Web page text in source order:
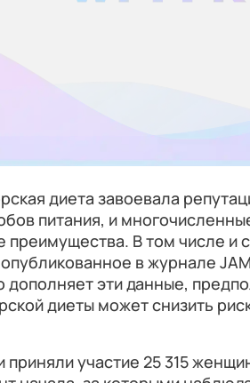
диета завоевала
питания, и
преимущества. В том числе и
в журнале
дополняет эти данные,
диеты может снизить
приняли участие 25 315